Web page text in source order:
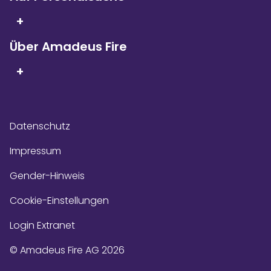
+
Über Amadeus Fire
+
© Amadeus Fire AG 2026
Datenschutz
Impressum
Gender-Hinweis
Cookie-Einstellungen
Login Extranet